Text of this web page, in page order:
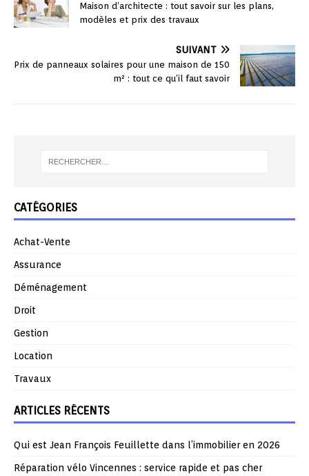
Maison d’architecte : tout savoir sur les plans,
modèles et prix des travaux
SUIVANT
Prix de panneaux solaires pour une maison de 150
m² : tout ce qu’il faut savoir
CATÉGORIES
Achat-Vente
Assurance
Déménagement
Droit
Gestion
Location
Travaux
ARTICLES RÉCENTS
Qui est Jean François Feuillette dans l’immobilier en 2026
Réparation vélo Vincennes : service rapide et pas cher